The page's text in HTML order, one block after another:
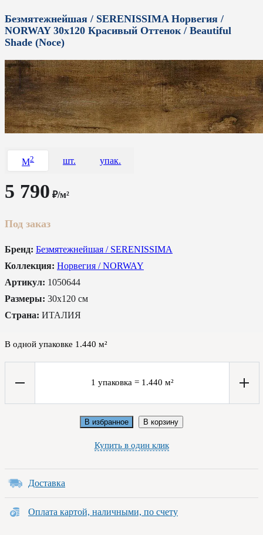
Безмятежнейшая / SERENISSIMA Норвегия /
NORWAY 30x120 Красивый Оттенок / Beautiful
Shade (Noce)
M2 шт. упак.
5 790 ₽/м²
Под заказ
Бренд: Безмятежнейшая / SERENISSIMA
Коллекция: Норвегия / NORWAY
Артикул: 1050644
Размеры: 30x120 см
Страна: ИТАЛИЯ
В одной упаковке 1.440 м²
1 упаковка = 1.440 м²
В избранное В корзину
Купить в один клик
Доставка
Оплата картой, наличными, по счету